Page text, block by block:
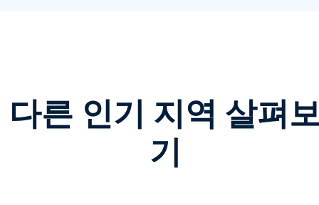
다른 인기 지역 살펴
기